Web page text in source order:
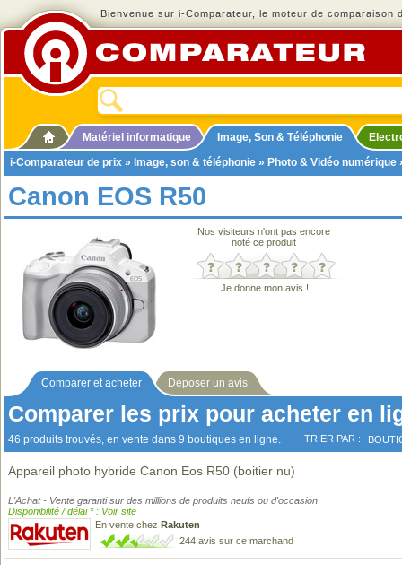
Bienvenue sur i-Comparateur, le moteur de comparaison
Matériel informatique Image, Son & Téléphonie
i-Comparateur de prix » Image, son & téléphonie » Photo & Vidéo numérique
Canon EOS R50
Nos visiteurs n'ont pas encore
noté ce produit
Je donne mon avis !
Comparer et acheter Déposer un avis
Comparer les prix pour acheter en
46 produits trouvés, en vente dans 9 boutiques en ligne. TRIER PAR :
Appareil photo hybride Canon Eos R50 (boitier nu)
L'Achat - Vente garanti sur des millions de produits neufs ou d'occasion
Disponibilité / délai * : Voir site
En vente chez Rakuten
244 avis sur ce marchand